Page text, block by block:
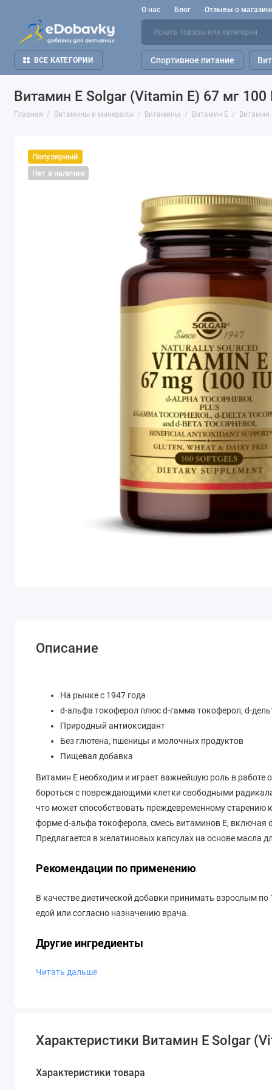
О нас Блог Отзывы о
ВСЕ КАТЕГОРИИ Спортивное питание
Витамин E Solgar (Vitamin E) 67 мг
Главная Витамины и минералы Витамины Витамин Е Витамин
Популярный
Нет в наличии
Описание
На рынке с 1947 года
d-альфа токоферол плюс d-гамма токоферол, d-
Природный антиоксидант
Без глютена, пшеницы и молочных продуктов
Пищевая добавка
Витамин E необходим и играет важнейшую роль в
бороться с повреждающими клетки свободными
что может способствовать преждевременному старению
форме d-альфа токоферола, смесь витаминов Е, включая
Предлагается в желатиновых капсулах на основе масла
Рекомендации по применению
В качестве диетической добавки принимать взрослым по
едой или согласно назначению врача.
Другие ингредиенты
Сафлоровое масло, желатин, растительный глицерин.
Предупреждения
В случае беременности, кормления грудью, при приеме
Читать дальше
Характеристики Витамин E Solgar
Характеристики товара